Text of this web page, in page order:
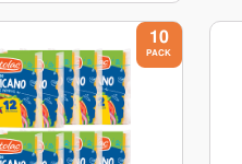
10
PACK